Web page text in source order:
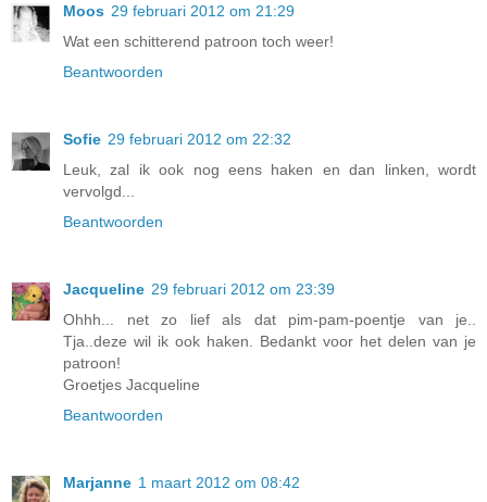
Moos 29 februari 2012 om 21:29
Wat een schitterend patroon toch weer!
Beantwoorden
Sofie 29 februari 2012 om 22:32
Leuk, zal ik ook nog eens haken en dan linken, wordt
vervolgd...
Beantwoorden
Jacqueline 29 februari 2012 om 23:39
Ohhh... net zo lief als dat pim-pam-poentje van je..
Tja..deze wil ik ook haken. Bedankt voor het delen van je
patroon!
Groetjes Jacqueline
Beantwoorden
Marjanne 1 maart 2012 om 08:42